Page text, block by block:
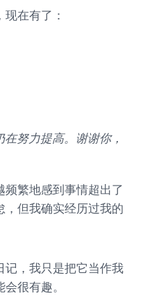
在有了：
努力提高。谢谢你，
繁地感到事情超出了
，但我确实经历过我的
记，我只是把它当作我
很有趣。